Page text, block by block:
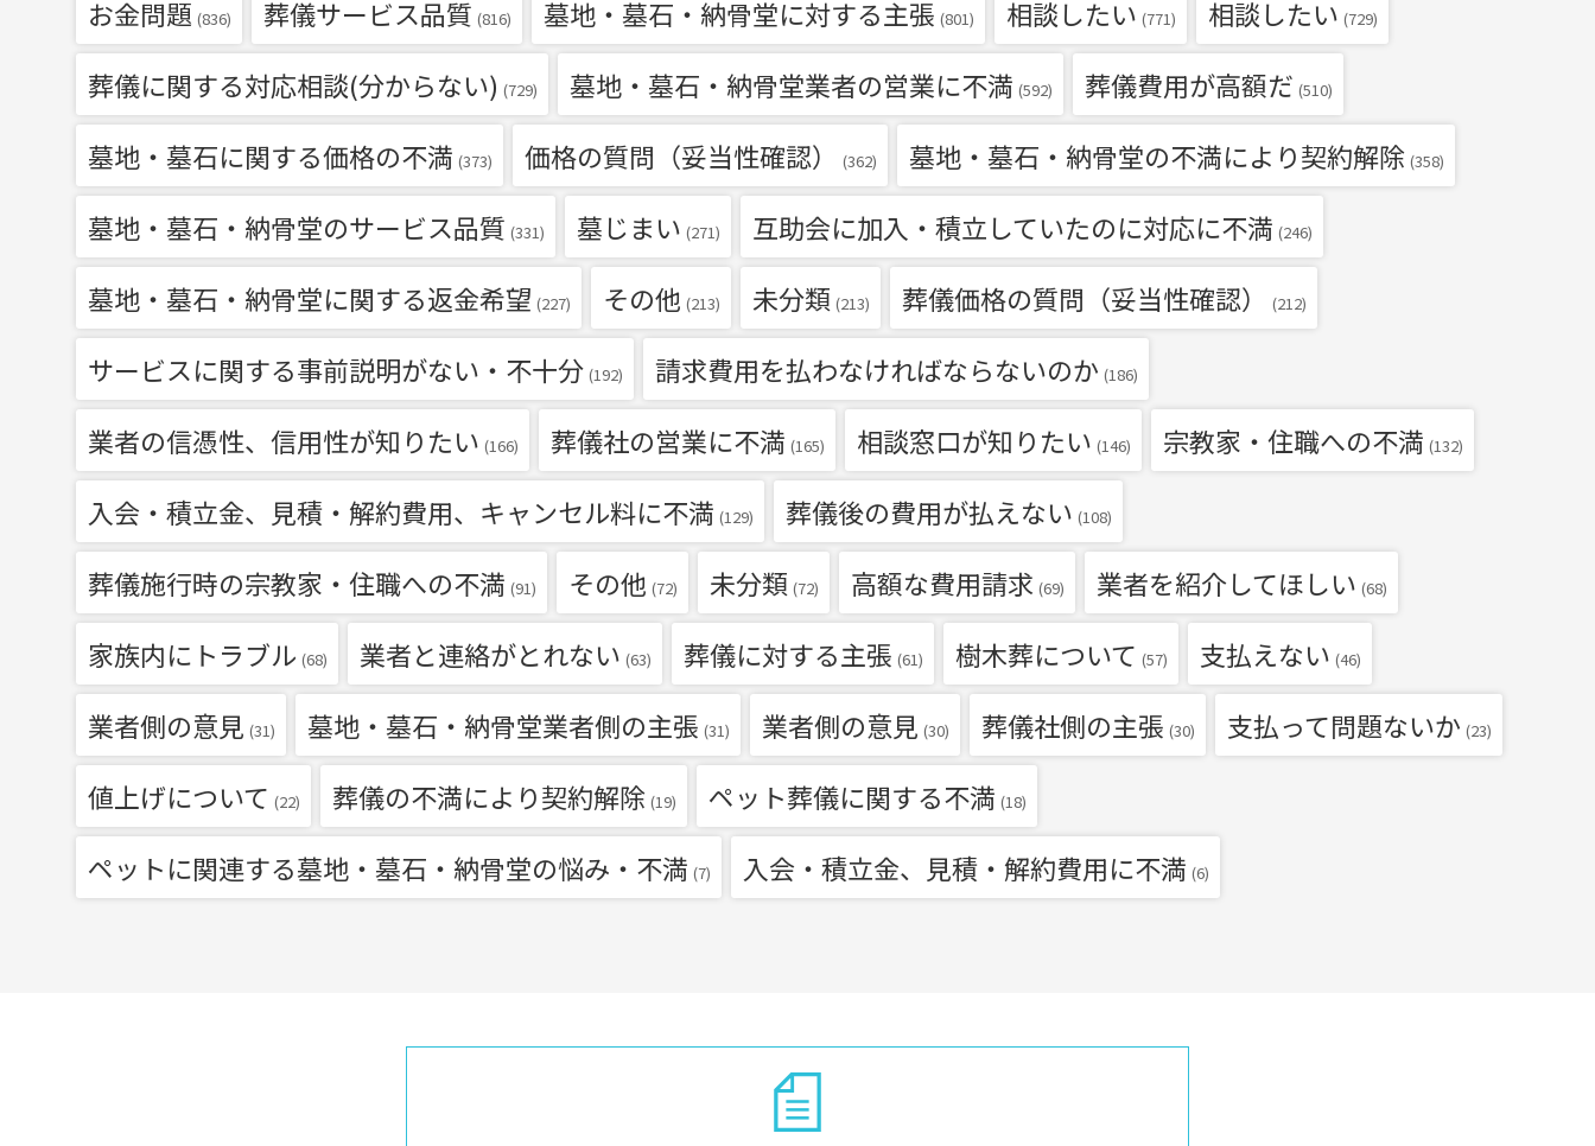
お金問題 (836) 葬儀サービス品質 (816) 墓地・墓石・納骨堂に対する主張 (801) 相談したい (771) 相談したい (729)
葬儀に関する対応相談(分からない) (729) 墓地・墓石・納骨堂業者の営業に不満 (592) 葬儀費用が高額だ (510)
墓地・墓石に関する価格の不満 (373) 価格の質問（妥当性確認） (362) 墓地・墓石・納骨堂の不満により契約解除 (358)
墓地・墓石・納骨堂のサービス品質 (331) 墓じまい (271) 互助会に加入・積立していたのに対応に不満 (246)
墓地・墓石・納骨堂に関する返金希望 (227) その他 (213) 未分類 (213) 葬儀価格の質問（妥当性確認） (212)
サービスに関する事前説明がない・不十分 (192) 請求費用を払わなければならないのか (186)
業者の信憑性、信用性が知りたい (166) 葬儀社の営業に不満 (165) 相談窓口が知りたい (146) 宗教家・住職への不満 (132)
入会・積立金、見積・解約費用、キャンセル料に不満 (129) 葬儀後の費用が払えない (108)
葬儀施行時の宗教家・住職への不満 (91) その他 (72) 未分類 (72) 高額な費用請求 (69) 業者を紹介してほしい (68)
家族内にトラブル (68) 業者と連絡がとれない (63) 葬儀に対する主張 (61) 樹木葬について (57) 支払えない (46)
業者側の意見 (31) 墓地・墓石・納骨堂業者側の主張 (31) 業者側の意見 (30) 葬儀社側の主張 (30) 支払って問題ないか (23)
値上げについて (22) 葬儀の不満により契約解除 (19) ペット葬儀に関する不満 (18)
ペットに関連する墓地・墓石・納骨堂の悩み・不満 (7) 入会・積立金、見積・解約費用に不満 (6)